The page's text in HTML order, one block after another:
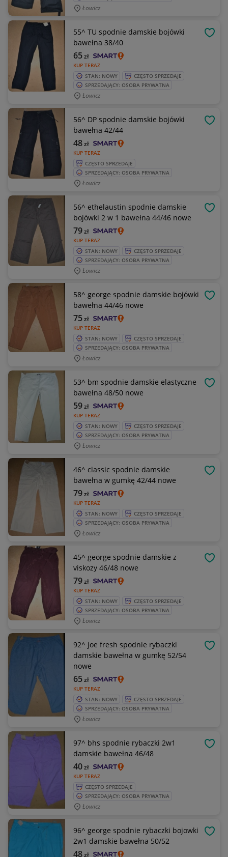
Łowicz
55^ TU spodnie damskie bojówki
bawełna 38/40
KUP TERAZ
65zł
STAN: NOWY
CZĘSTO SPRZEDAJE
SPRZEDAJĄCY: OSOBA PRYWATNA
Łowicz
56^ DP spodnie damskie bojówki
bawełna 42/44
KUP TERAZ
48zł
CZĘSTO SPRZEDAJE
SPRZEDAJĄCY: OSOBA PRYWATNA
Łowicz
56^ ethelaustin spodnie damskie
bojówki 2 w 1 bawełna 44/46 nowe
KUP TERAZ
79zł
STAN: NOWY
CZĘSTO SPRZEDAJE
SPRZEDAJĄCY: OSOBA PRYWATNA
Łowicz
58^ george spodnie damskie bojówki
bawełna 44/46 nowe
KUP TERAZ
75zł
STAN: NOWY
CZĘSTO SPRZEDAJE
SPRZEDAJĄCY: OSOBA PRYWATNA
Łowicz
53^ bm spodnie damskie elastyczne
bawełna 48/50 nowe
KUP TERAZ
59zł
STAN: NOWY
CZĘSTO SPRZEDAJE
SPRZEDAJĄCY: OSOBA PRYWATNA
Łowicz
46^ classic spodnie damskie
bawełna w gumkę 42/44 nowe
KUP TERAZ
79zł
STAN: NOWY
CZĘSTO SPRZEDAJE
SPRZEDAJĄCY: OSOBA PRYWATNA
Łowicz
45^ george spodnie damskie z
viskozy 46/48 nowe
KUP TERAZ
79zł
STAN: NOWY
CZĘSTO SPRZEDAJE
SPRZEDAJĄCY: OSOBA PRYWATNA
Łowicz
92^ joe fresh spodnie rybaczki
damskie bawełna w gumkę 52/54
nowe
KUP TERAZ
65zł
STAN: NOWY
CZĘSTO SPRZEDAJE
SPRZEDAJĄCY: OSOBA PRYWATNA
Łowicz
97^ bhs spodnie rybaczki 2w1
damskie bawełna 46/48
KUP TERAZ
40zł
CZĘSTO SPRZEDAJE
SPRZEDAJĄCY: OSOBA PRYWATNA
Łowicz
96^ george spodnie rybaczki bojowki
2w1 damskie bawełna 50/52
48zł